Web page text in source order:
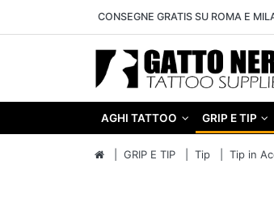
CONSEGNE GRATIS SU ROMA E
AGHI TATTOO GRIP E TIP
GRIP E TIP Tip Tip in